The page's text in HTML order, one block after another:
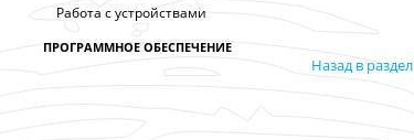
Работа с устройствами
ПРОГРАММНОЕ ОБЕСПЕЧЕНИЕ
Назад в раздел